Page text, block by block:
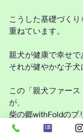
こうした基礎づく
重ねています。
親犬が健康で幸せで
それが健やかな子犬
この「親犬ファー
が、
柴の郷withFoldのブ
台です。